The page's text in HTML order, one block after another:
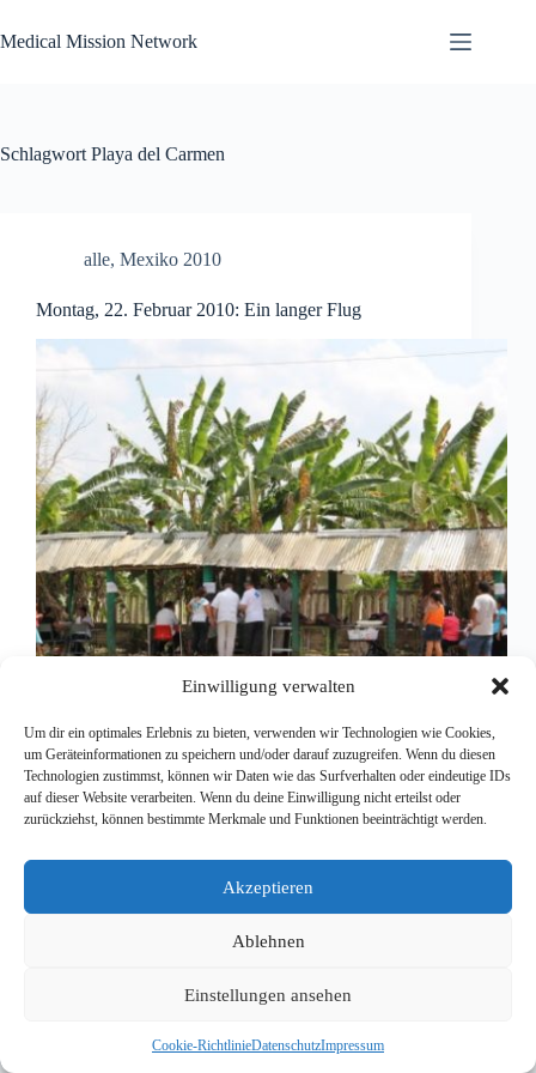
Einwilligung verwalten
Um dir ein optimales Erlebnis zu bieten, verwenden wir Technologien wie Cookies,
um Geräteinformationen zu speichern und/oder darauf zuzugreifen. Wenn du diesen
Technologien zustimmst, können wir Daten wie das Surfverhalten oder eindeutige IDs
auf dieser Website verarbeiten. Wenn du deine Einwilligung nicht erteilst oder
zurückziehst, können bestimmte Merkmale und Funktionen beeinträchtigt werden.
Akzeptieren
Ablehnen
Einstellungen ansehen
Cookie-RichtlinieDatenschutzImpressum
Inhalt
springen
Medical Mission Network
Schlagwort Playa del Carmen
alle, Mexiko 2010
Montag, 22. Februar 2010: Ein langer Flug
Nach fast 24 Stunden Anreise sind wir gestern in
um 2.15 Uhr mexikanischer Zeit. Wir sind von
Frankfurt a. M. über New York nach Cancun
Copyright © 2026 - WordPress Theme von